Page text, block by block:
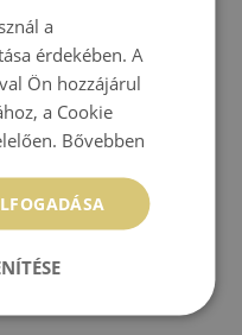
VÁSÁRLÁS
és stílusos hatást
a szoba mely részén
kaphatóak, így
a
érdekében. A
Ön hozzájárul
a Cookie
Bővebben